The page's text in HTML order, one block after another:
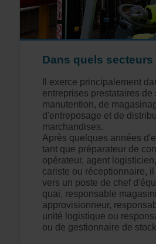
Dans quels secteurs
Il exerce principalement
entreprises prestataires de
manutention, de
d'entreposage et de
marchandises.
Après quelques années
tant que préparateur de
opérateur, agent
cariste ou réceptionnaire,
vers un poste de chef
quai, responsable
approvisionneur,
unité logistique ou
ou de gestionnaire de